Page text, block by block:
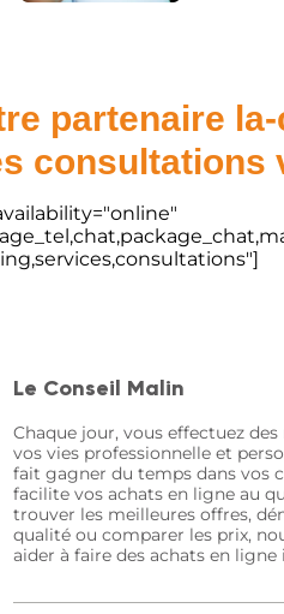
partenaire
consultations
Le Conseil Malin
Chaque jour, vous effectuez
vos vies professionnelle et
fait gagner du temps dans vos
facilite vos achats en ligne au
trouver les meilleures offres,
qualité ou comparer les prix,
aider à faire des achats en